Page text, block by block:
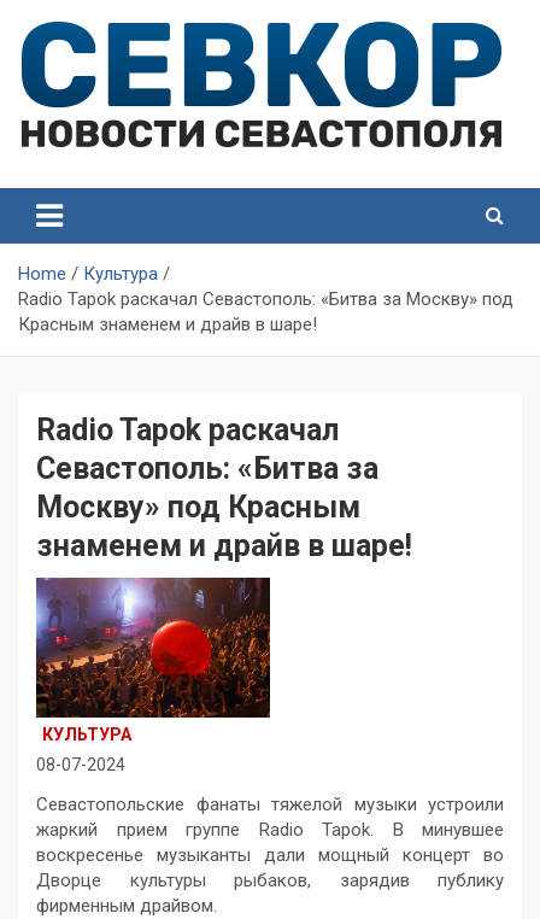
content
Севастополя
Севастополя
Home
Культура
Radio Tapok раскачал Севастополь: «Битва за Москву» под
Красным знаменем и драйв в шаре!
Radio Tapok раскачал
Севастополь: «Битва за
Москву» под Красным
знаменем и драйв в шаре!
КУЛЬТУРА
08-07-2024
Севастопольские фанаты тяжелой музыки устроили
жаркий прием группе Radio Tapok. В минувшее
воскресенье музыканты дали мощный концерт во
Дворце культуры рыбаков, зарядив публику
фирменным драйвом.